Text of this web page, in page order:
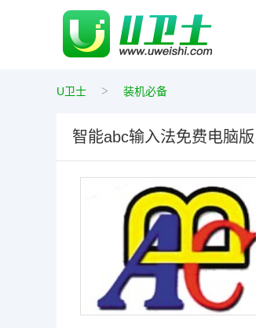
U卫士 > 装机必备
智能abc输入法免费电脑版